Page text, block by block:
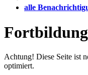
alle
Achtung! Diese Seite ist
optimiert.